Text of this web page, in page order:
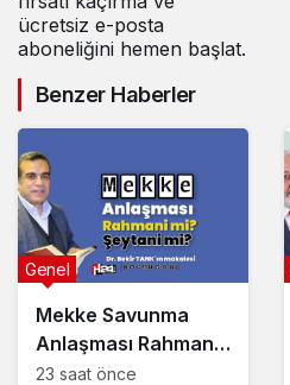
ücretsiz e-posta
aboneliğini hemen başlat.
Benzer Haberler
Mekke Savunma
Anlaşması Rahmani
mi, Şeytani mi?
Genel
23 saat önce